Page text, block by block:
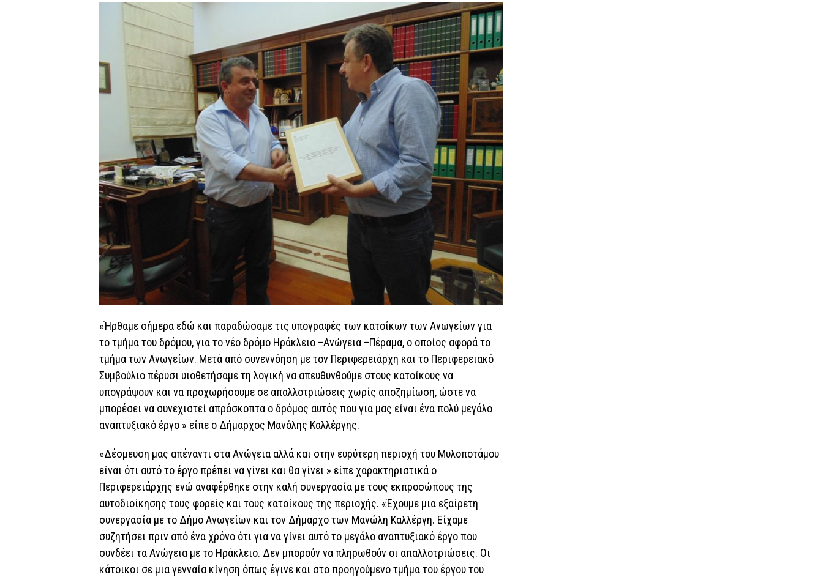
«Ήρθαμε σήμερα εδώ και παραδώσαμε τις υπογραφές των κατοίκων των Ανωγείων για
το τμήμα του δρόμου, για το νέο δρόμο Ηράκλειο –Ανώγεια –Πέραμα, ο οποίος αφορά το
τμήμα των Ανωγείων. Μετά από συνεννόηση με τον Περιφερειάρχη και το Περιφερειακό
Συμβούλιο πέρυσι υιοθετήσαμε τη λογική να απευθυνθούμε στους κατοίκους να
υπογράψουν και να προχωρήσουμε σε απαλλοτριώσεις χωρίς αποζημίωση, ώστε να
μπορέσει να συνεχιστεί απρόσκοπτα ο δρόμος αυτός που για μας είναι ένα πολύ μεγάλο
αναπτυξιακό έργο » είπε ο Δήμαρχος Μανόλης Καλλέργης.
«Δέσμευση μας απέναντι στα Ανώγεια αλλά και στην ευρύτερη περιοχή του Μυλοποτάμου
είναι ότι αυτό το έργο πρέπει να γίνει και θα γίνει » είπε χαρακτηριστικά ο
Περιφερειάρχης ενώ αναφέρθηκε στην καλή συνεργασία με τους εκπροσώπους της
αυτοδιοίκησης τους φορείς και τους κατοίκους της περιοχής. «Έχουμε μια εξαίρετη
συνεργασία με το Δήμο Ανωγείων και τον Δήμαρχο των Μανώλη Καλλέργη. Είχαμε
συζητήσει πριν από ένα χρόνο ότι για να γίνει αυτό το μεγάλο αναπτυξιακό έργο που
συνδέει τα Ανώγεια με το Ηράκλειο. Δεν μπορούν να πληρωθούν οι απαλλοτριώσεις. Οι
κάτοικοι σε μια γενναία κίνηση όπως έγινε και στο προηγούμενο τμήμα του έργου του